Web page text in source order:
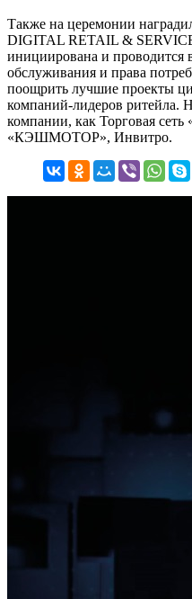
Также на церемонии
DIGITAL RETAIL &
инициирована и проводится
обслуживания и права
поощрить лучшие проекты
компаний-лидеров ритейла.
компании, как Торговая
«КЭШМОТОР», Инвитро.